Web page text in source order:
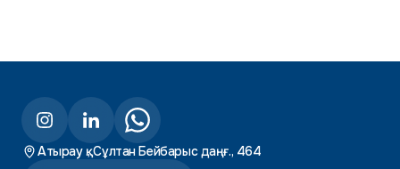
Атырау қ., Сұлтан Бейбарыс даңғ., 464